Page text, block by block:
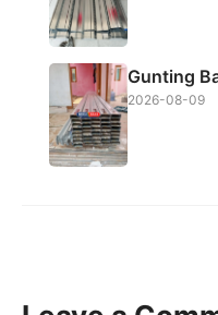
Gunting
2026-08-09